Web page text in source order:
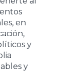
en
y
y